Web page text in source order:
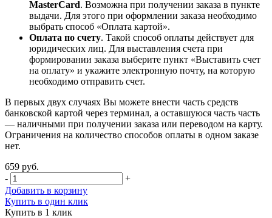
MasterCard. Возможна при получении заказа в пункте
выдачи. Для этого при оформлении заказа необходимо
выбрать способ «Оплата картой».
Оплата по счету. Такой способ оплаты действует для
юридических лиц. Для выставления счета при
формировании заказа выберите пункт «Выставить счет
на оплату» и укажите электронную почту, на которую
необходимо отправить счет.
В первых двух случаях Вы можете внести часть средств
банковской картой через терминал, а оставшуюся часть часть
— наличными при получении заказа или переводом на карту.
Ограничения на количество способов оплаты в одном заказе
нет.
659 руб.
-
+
Добавить в корзину
Купить в один клик
Купить в 1 клик